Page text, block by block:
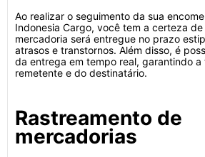
Ao realizar o seguimento da sua
Indonesia Cargo, você tem a certeza de
mercadoria será entregue no prazo
atrasos e transtornos. Além disso, é
da entrega em tempo real, garantindo
remetente e do destinatário.
Rastreamento de
mercadorias